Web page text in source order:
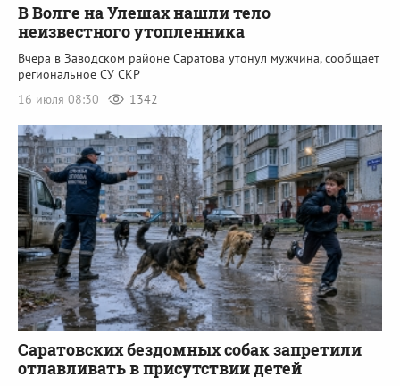
В Волге на Улешах нашли тело
неизвестного утопленника
Вчера в Заводском районе Саратова утонул мужчина, сообщает
региональное СУ СКР
16 июля 08:30
1342
Саратовских бездомных собак запретили
отлавливать в присутствии детей